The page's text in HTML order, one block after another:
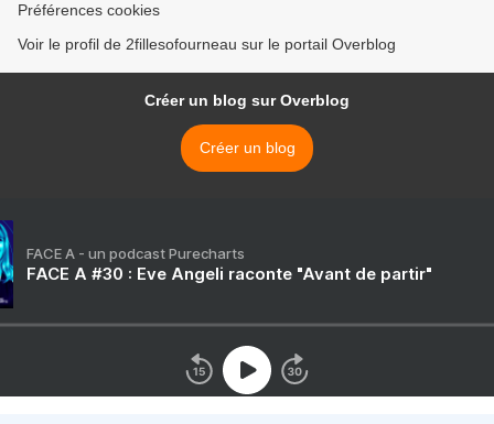
Préférences cookies
Voir le profil de 2fillesofourneau sur le portail Overblog
Créer un blog sur Overblog
Créer un blog
FACE A - un podcast Purecharts
FACE A #30 : Eve Angeli raconte "Avant de partir"